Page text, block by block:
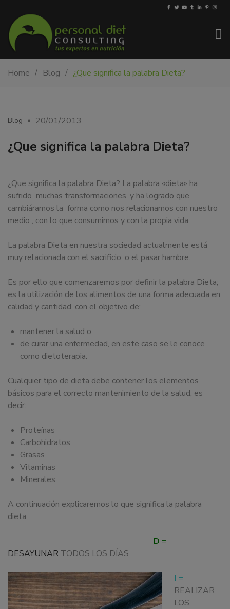
PDiet.com
y
Barcelona.
Mejoramos
nutrición
personas
y
también
nos
a
la
y
formación
sobre
nutrición
alimentaria
tanto
particulares,
instituciones,
organismos,
ferias,
eventos.
Home Blog ¿Que significa la palabra Dieta?
Blog 20/01/2013
¿Que significa la palabra Dieta?
¿Que significa la palabra Dieta? La palabra «dieta» ha
sufrido muchas transformaciones, y ha logrado que
cambiáramos la forma como nos relacionamos con nuestro
medio , con lo que consumimos y con la propia vida.
La palabra Dieta en nuestra sociedad actualmente está
muy relacionada con el sacrificio, o el pasar hambre.
Es por ello que comenzaremos por definir la palabra Dieta;
es la utilización de los alimentos de una forma adecuada en
calidad y cantidad, con el objetivo de:
mantener la salud o
de curar una enfermedad, en este caso se le conoce
como dietoterapia.
Cualquier tipo de dieta debe contener los elementos
básicos para el correcto mantenimiento de la salud, es
decir:
Proteínas
Carbohidratos
Grasas
Vitaminas
Minerales
A continuación explicaremos lo que significa la palabra
dieta.
D =
DESAYUNAR TODOS LOS DÍAS
I =
REALIZAR
LOS